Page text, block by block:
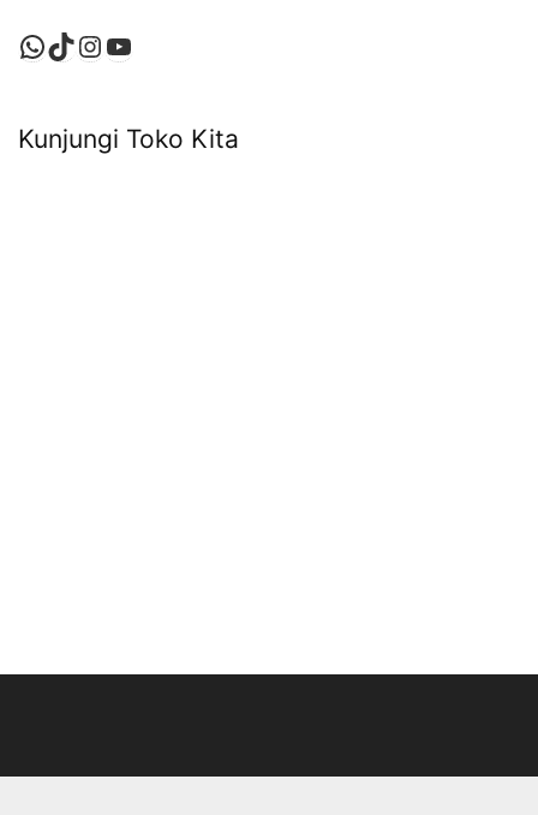
WhatsApp
TikTok
Instagram
YouTube
Kunjungi Toko Kita